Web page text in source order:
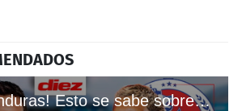
¡Messi a Honduras! Esto se sabe sobre el amistoso entre Inter Miami y Olimpia